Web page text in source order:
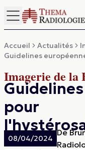
Accueil Actualités
Guidelines
Imagerie de la
pour
08/04/2024
De